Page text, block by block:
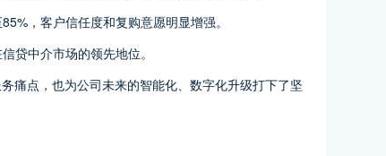
，客户信任度和复购意愿明显增强。
贷中介市场的领先地位。
痛点，也为公司未来的智能化、数字化升级打下了坚